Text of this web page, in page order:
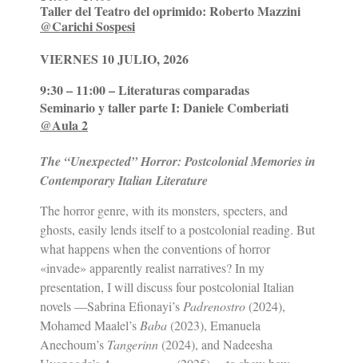
Taller del Teatro del oprimido: Roberto Mazzini
@Carichi Sospesi
VIERNES 10 JULIO, 2026
9:30 – 11:00 – Literaturas comparadas
Seminario y taller parte I: Daniele Comberiati
@Aula 2
The “Unexpected” Horror:Postcolonial Memories in
Contemporary Italian Literature
The horror genre, with its monsters, specters, and
ghosts, easily lends itself to a postcolonial reading. But
what happens when the conventions of horror
«invade» apparently realist narratives? In my
presentation, I will discuss four postcolonial Italian
novels —Sabrina Efionayi’s Padrenostro (2024),
Mohamed Maalel’s Baba (2023), Emanuela
Anechoum’s Tangerinn (2024), and Nadeesha